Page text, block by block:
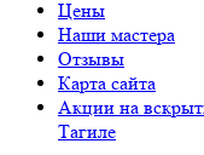
Цены
Наши мастера
Отзывы
Карта сайта
Акции на
Тагиле